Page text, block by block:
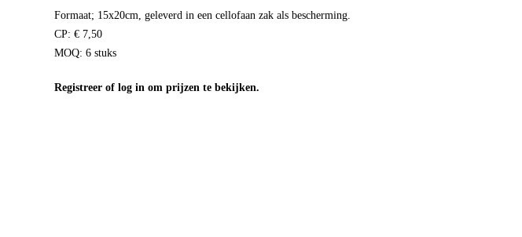
Formaat; 15x20cm, geleverd in een cellofaan zak als bescherming.
CP: € 7,50
MOQ: 6 stuks
Registreer of log in om prijzen te bekijken.